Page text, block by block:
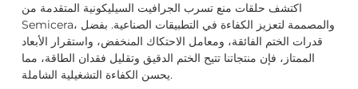
اكتشف حلقات منع تسرب الجرافيت السيليكونية المتقدمة من
Semicera، والمصممة لتعزيز الكفاءة في التطبيقات الصناعية. بفضل
قدرات الختم الفائقة، ومعامل الاحتكاك المنخفض، واستقرار الأبعاد
الممتاز، فإن منتجاتنا تتيح الختم الدقيق وتقليل فقدان الطاقة، مما
يحسن الكفاءة التشغيلية الشاملة.